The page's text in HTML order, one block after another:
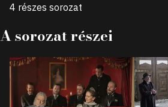
4 részes sorozat
A sorozat részei